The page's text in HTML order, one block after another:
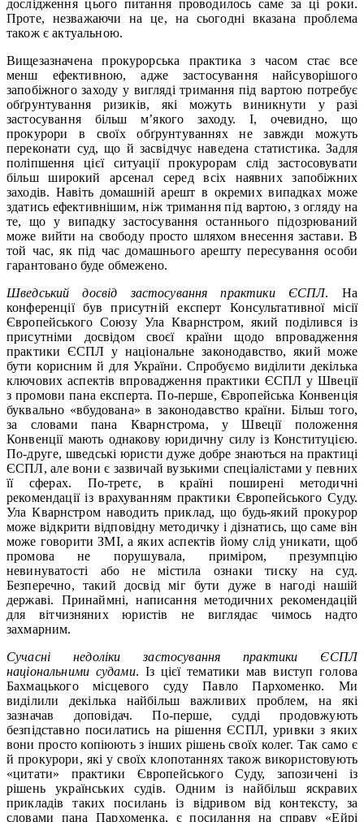
дослідження цього питання проводилось саме за ці роки.
Проте, незважаючи на це, на сьогодні вказана проблема
також є актуальною.
Вищезазначена прокурорська практика з часом стає все
менш ефективною, адже застосування найсуворішого
запобіжного заходу у вигляді тримання під вартою потребує
обґрунтування ризиків, які можуть виникнути у разі
застосування більш м’якого заходу. І, очевидно, що
прокурори в своїх обґрунтуваннях не завжди можуть
переконати суд, що й засвідчує наведена статистика. Задля
поліпшення цієї ситуації прокурорам слід застосовувати
більш широкий арсенал серед всіх наявних запобіжних
заходів. Навіть домашній арешт в окремих випадках може
здатись ефективнішим, ніж тримання під вартою, з огляду на
те, що у випадку застосування останнього підозрюваний
може вийти на свободу просто шляхом внесення застави. В
той час, як під час домашнього арешту пересування особи
гарантовано буде обмежено.
Шведський досвід застосування практики ЄСПЛ. На
конференції був присутній експерт Консультативної місії
Європейського Союзу Ула Кварнстром, який поділився із
присутніми досвідом своєї країни щодо впровадження
практики ЄСПЛ у національне законодавство, який може
бути корисним й для України. Спробуємо виділити декілька
ключових аспектів впровадження практики ЄСПЛ у Швеції
з промови пана експерта. По-перше, Європейська Конвенція
буквально «вбудована» в законодавство країни. Більш того,
за словами пана Кварнстрома, у Швеції положення
Конвенції мають однакову юридичну силу із Конституцією.
По-друге, шведські юристи дуже добре знаються на практиці
ЄСПЛ, але вони є зазвичай вузькими спеціалістами у певних
її сферах. По-третє, в країні поширені методичні
рекомендації із врахуванням практики Європейського Суду.
Ула Кварнстром наводить приклад, що будь-який прокурор
може відкрити відповідну методичку і дізнатись, що саме він
може говорити ЗМІ, а яких аспектів йому слід уникати, щоб
промова не порушувала, приміром, презумпцію
невинуватості або не містила ознаки тиску на суд.
Безперечно, такий досвід міг бути дуже в нагоді нашій
державі. Принаймні, написання методичних рекомендацій
для вітчизняних юристів не виглядає чимось надто
захмарним.
Сучасні недоліки застосування практики ЄСПЛ
національними судами. Із цієї тематики мав виступ голова
Бахмацького місцевого суду Павло Пархоменко. Ми
виділили декілька найбільш важливих проблем, на які
зазначав доповідач. По-перше, судді продовжують
безпідставно посилатись на рішення ЄСПЛ, уривки з яких
вони просто копіюють з інших рішень своїх колег. Так само є
й прокурори, які у своїх клопотаннях також використовують
«цитати» практики Європейського Суду, запозичені із
рішень українських судів. Одним із найбільш яскравих
прикладів таких посилань із відривом від контексту, за
словами пана Пархоменка, є посилання на справу «Ейрі